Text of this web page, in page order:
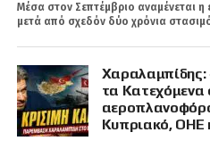
Μέσα στον Σεπτέμβριο αναμένεται
μετά από σχεδόν δύο χρόνια
Χαραλαμπίδης:
τα Κατεχόμενα
Κυπριακό, ΟΗΕ